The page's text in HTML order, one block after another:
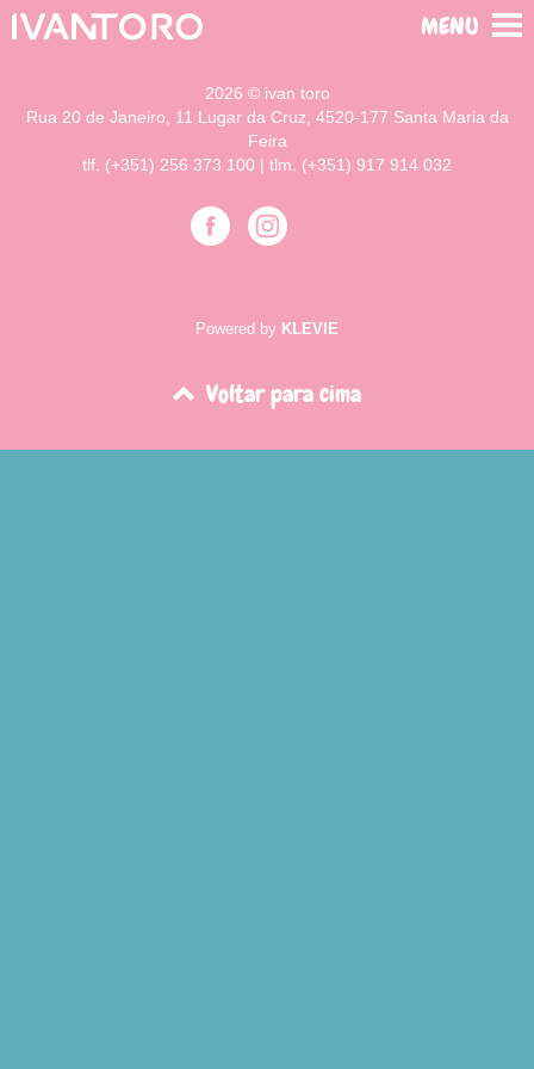
MENU
2026 © ivan toro
Rua 20 de Janeiro, 11 Lugar da Cruz, 4520-177 Santa Maria da
Feira
tlf. (+351) 256 373 100 | tlm. (+351) 917 914 032
Powered by KLEVIE
Voltar para cima